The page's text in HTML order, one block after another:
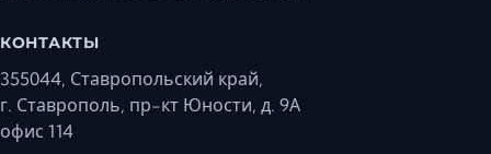
КОНТАКТЫ
355044, Ставропольский край,
г. Ставрополь, пр-кт Юности, д. 9А
офис 114